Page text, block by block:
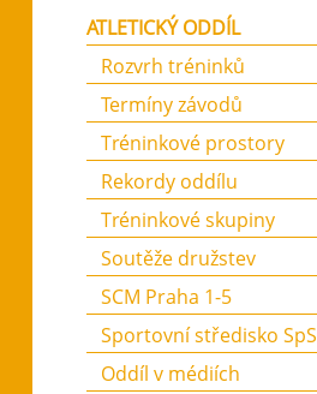
ATLETICKÝ ODDÍL
Rozvrh tréninků
Termíny závodů
Tréninkové prostory
Rekordy oddílu
Tréninkové skupiny
Soutěže družstev
SCM Praha 1-5
Sportovní středisko SpS
Oddíl v médiích